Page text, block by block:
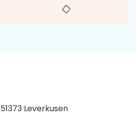
Leverkusen